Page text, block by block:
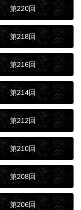
第220回
第218回
第216回
第214回
第212回
第210回
第208回
第206回